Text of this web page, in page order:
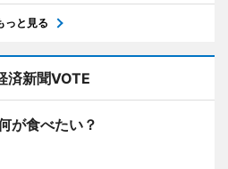
っと見る
済新聞VOTE
が食べたい？